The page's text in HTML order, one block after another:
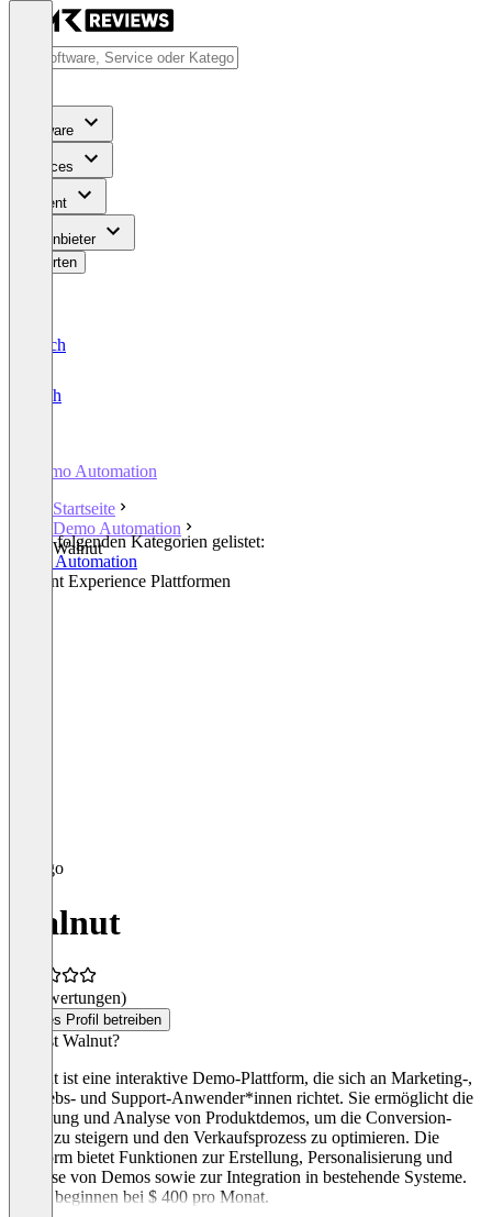
Software
Services
Content
Für Anbieter
Bewerten
Deutsch
English
Demo Automation
Startseite
Demo Automation
Walnut
In den folgenden Kategorien gelistet:
Demo Automation
Content Experience Plattformen
Walnut
(0 Bewertungen)
Dieses Profil betreiben
Was ist Walnut?
Walnut ist eine interaktive Demo-Plattform, die sich an Marketing-,
Vertriebs- und Support-Anwender*innen richtet. Sie ermöglicht die
Erstellung und Analyse von Produktdemos, um die Conversion-
Raten zu steigern und den Verkaufsprozess zu optimieren. Die
Plattform bietet Funktionen zur Erstellung, Personalisierung und
Analyse von Demos sowie zur Integration in bestehende Systeme.
Preise beginnen bei $ 400 pro Monat.